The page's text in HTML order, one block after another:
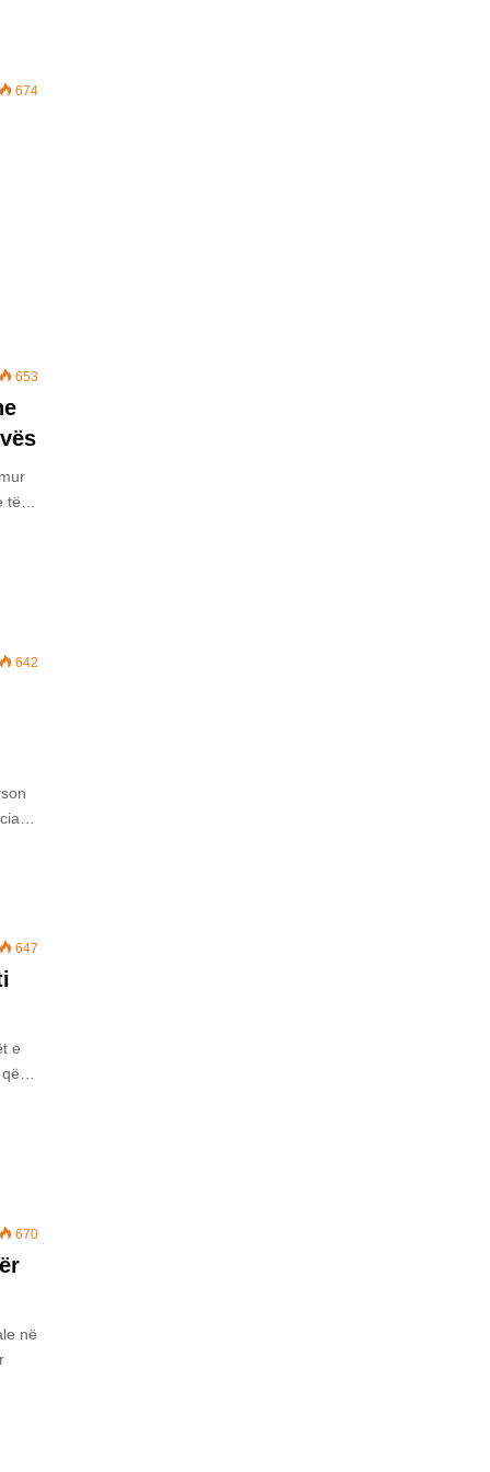
674
653
të…
642
647
e
që…
670
në